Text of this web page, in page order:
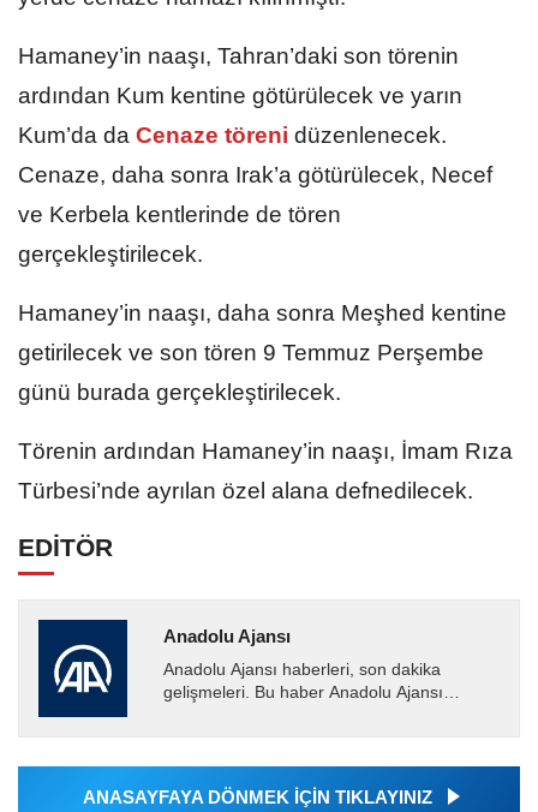
Hamaney’in naaşı, Tahran’daki son törenin
ardından Kum kentine götürülecek ve yarın
Kum’da da Cenaze töreni düzenlenecek.
Cenaze, daha sonra Irak’a götürülecek, Necef
ve Kerbela kentlerinde de tören
gerçekleştirilecek.
Hamaney’in naaşı, daha sonra Meşhed kentine
getirilecek ve son tören 9 Temmuz Perşembe
günü burada gerçekleştirilecek.
Törenin ardından Hamaney’in naaşı, İmam Rıza
Türbesi’nde ayrılan özel alana defnedilecek.
EDİTÖR
Anadolu Ajansı
Anadolu Ajansı haberleri, son dakika
gelişmeleri. Bu haber Anadolu Ajansı
tarafından geçilen tüm...
ANASAYFAYA DÖNMEK İÇİN TIKLAYINIZ